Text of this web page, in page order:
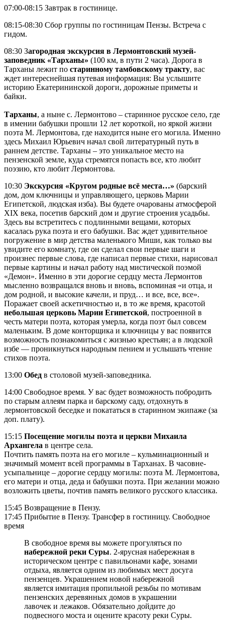
07:00-08:15 Завтрак в гостинице.
08:15-08:30 Сбор группы по гостиницам Пензы. Встреча с
гидом.
08:30 Загородная экскурсия в Лермонтовский музей-
заповедник «Тарханы» (100 км, в пути 2 часа). Дорога в
Тарханы лежит по старинному тамбовскому тракту, вас
ждет интереснейшая путевая информация: Вы услышите
историю Екатерининской дороги, дорожные приметы и
байки.
Тарханы, а ныне с. Лермонтово – старинное русское село, где
в имении бабушки прошли 12 лет короткой, но яркой жизни
поэта М. Лермонтова, где находится ныне его могила. Именно
здесь Михаил Юрьевич начал свой литературный путь в
раннем детстве. Тарханы – это уникальное место на
пензенской земле, куда стремятся попасть все, кто любит
поэзию, кто любит Лермонтова.
10:30 Экскурсия «Кругом родные всё места…» (барский
дом, дом ключницы и управляющего, церковь Марии
Египетской, людская изба). Вы будете очарованы атмосферой
XIX века, посетив барский дом и другие строения усадьбы.
Здесь вы встретитесь с подлинными вещами, которых
касалась рука поэта и его бабушки. Вас ждет удивительное
погружение в мир детства маленького Миши, как только вы
увидите его комнату, где он сделал свои первые шаги и
произнес первые слова, где написал первые стихи, нарисовал
первые картины и начал работу над мистической поэмой
«Демон». Именно в эти дорогие сердцу места Лермонтов
мысленно возвращался вновь и вновь, вспоминая «и отца, и
дом родной, и высокие качели, и пруд… и все, все, все».
Поражает своей аскетичностью и, в то же время, красотой
небольшая церковь Марии Египетской, построенной в
честь матери поэта, которая умерла, когда поэт был совсем
маленьким. В доме конторщика и ключницы у вас появится
возможность познакомиться с жизнью крестьян; а в людской
избе — проникнуться народным пением и услышать чтение
стихов поэта.
13:00 Обед в столовой музей-заповедника.
14:00 Свободное время. У вас будет возможность побродить
по старым аллеям парка и барскому саду, отдохнуть в
лермонтовской беседке и покататься в старинном экипаже (за
доп. плату).
15:15 Посещение могилы поэта и церкви Михаила
Архангела в центре села.
Почтить память поэта на его могиле – кульминационный и
значимый момент всей программы в Тарханах. В часовне-
усыпальнице – дорогие сердцу могилы: поэта М. Лермонтова,
его матери и отца, деда и бабушки поэта. При желании можно
возложить цветы, почтив память великого русского классика.
15:45 Возвращение в Пензу.
17:45 Прибытие в Пензу. Трансфер в гостиницу. Свободное
время
В свободное время вы можете прогуляться по
набережной реки Суры. 2-ярусная набережная в
историческом центре с павильонами кафе, зонами
отдыха, является одним из любимых мест досуга
пензенцев. Украшением новой набережной
является имитация пропильной резьбы по мотивам
пензенских деревянных домов в украшении
лавочек и лежаков. Обязательно дойдите до
подвесного моста и оцените красоту реки Суры.